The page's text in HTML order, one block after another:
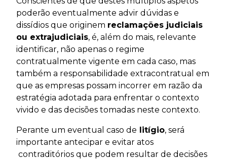
poderão eventualmente advir dúvidas e
dissídios que originem reclamações judiciais
ou extrajudiciais, é, além do mais, relevante
identificar, não apenas o regime
contratualmente vigente em cada caso, mas
também a responsabilidade extracontratual em
que as empresas possam incorrer em razão da
estratégia adotada para enfrentar o contexto
vivido e das decisões tomadas neste contexto.
Perante um eventual caso de litígio, será
importante antecipar e evitar atos
contraditórios que podem resultar de decisões